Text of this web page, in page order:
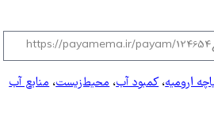
ارومیه،کمبود آب،محیط‌زیست،منابع آب